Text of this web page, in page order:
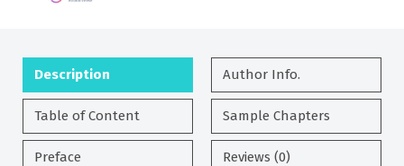
Description Author Info.
Table of Content Sample Chapters
Preface Reviews (0)